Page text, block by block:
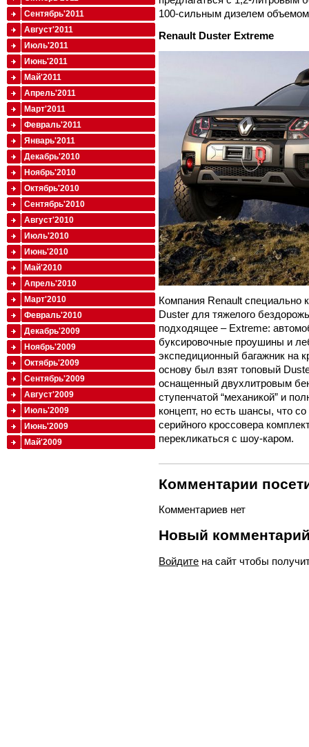
100-сильным дизелем
Renault Duster Extreme
Компания Renault специально
Duster для тяжелого
подходящее – Extreme:
буксировочные проушины и
экспедиционный багажник на
основу был взят топовый
оснащенный двухлитровым
ступенчатой “механикой” и
концепт, но есть шансы, что
серийного кроссовера
перекликаться с шоу-каром.
Комментарии
Комментариев нет
Новый
Войдите на сайт чтобы
Сентябрь'2011
Август'2011
Июль'2011
Июнь'2011
Май'2011
Апрель'2011
Март'2011
Февраль'2011
Январь'2011
Декабрь'2010
Ноябрь'2010
Октябрь'2010
Сентябрь'2010
Август'2010
Июль'2010
Июнь'2010
Май'2010
Апрель'2010
Март'2010
Февраль'2010
Декабрь'2009
Ноябрь'2009
Октябрь'2009
Сентябрь'2009
Август'2009
Июль'2009
Июнь'2009
Май'2009